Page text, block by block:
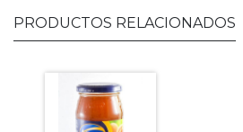
PRODUCTOS RELACIONADOS